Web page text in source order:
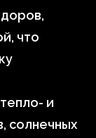
что
и
солнечных